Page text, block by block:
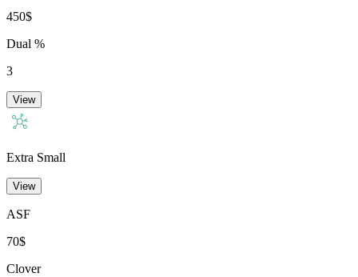
450$
Dual %
3
View
Extra Small
View
ASF
70$
Clover